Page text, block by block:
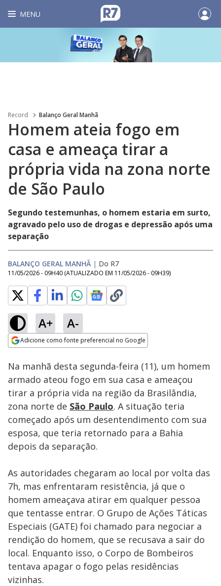
MENU
Record Balanço Geral Manhã
Homem ateia fogo em
casa e ameaça tirar a
própria vida na zona norte
de São Paulo
Segundo testemunhas, o homem estaria em surto,
agravado pelo uso de drogas e depressão após uma
separação
BALANÇO GERAL MANHÃ | Do R7
11/05/2026 - 09H40 (ATUALIZADO EM 11/05/2026 - 09H39)
A+ A-
Adicione como fonte preferencial no Google
Ativar
Loaded:
6.93%
Na manhã desta segunda-feira (11), um homem
armado ateou fogo em sua casa e ameaçou
tirar a própria vida na região da Brasilândia,
zona norte de São Paulo. A situação teria
começado após um desentendimento com sua
esposa, que teria retornado para a Bahia
depois da separação.
As autoridades chegaram ao local por volta das
7h, mas enfrentaram resistência, já que o
homem ameaçava atirar em qualquer pessoa
que tentasse entrar. O Grupo de Ações Táticas
Especiais (GATE) foi chamado para negociar a
rendição do homem, que se recusava a sair do
local. Enquanto isso, o Corpo de Bombeiros
tentava apagar o fogo pelas residências
vizinhas.